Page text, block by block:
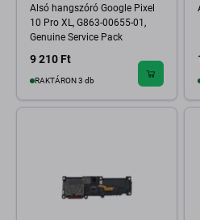
Alsó hangszóró Google Pixel
10 Pro XL, G863-00655-01,
Genuine Service Pack
9 210 Ft
RAKTÁRON 3 db